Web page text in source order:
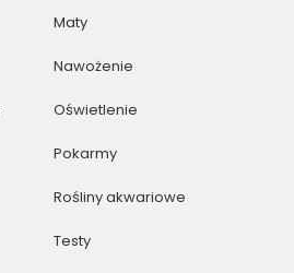
Maty
Nawożenie
Oświetlenie
Pokarmy
Rośliny akwariowe
Testy